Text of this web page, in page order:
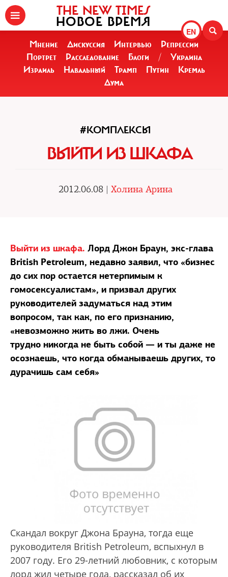
EN
THE NEW TIMES
НОВОЕ ВРЕМЯ
Мнение Дискуссия Интервью
Репрессии
Портрет
Расследование Блоги /
Украина
Израиль
Навальный Трамп Путин
Кремль
Дума
#КОМПЛЕКСЫ
ВЫЙТИ ИЗ ШКАФА
2012.06.08 | Холина Арина
Выйти из шкафа. Лорд Джон Браун, экс-глава
British Petroleum, недавно заявил, что «бизнес
до сих пор остается нетерпимым к
гомосексуалистам», и призвал других
руководителей задуматься над этим
вопросом, так как, по его признанию,
«невозможно жить во лжи. Очень
трудно никогда не быть собой — и ты даже не
осознаешь, что когда обманываешь других, то
дурачишь сам себя»
Скандал вокруг Джона Брауна, тогда еще
руководителя British Petroleum, вспыхнул в
2007 году. Его 29-летний любовник, с которым
лорд жил четыре года, рассказал об их